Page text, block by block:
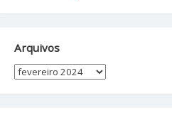
Arquivos
Arquivos